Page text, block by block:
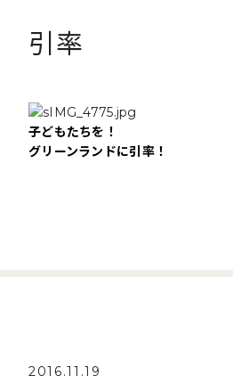
引率
子どもたちを！
グリーンランドに引率！
2016.11.19